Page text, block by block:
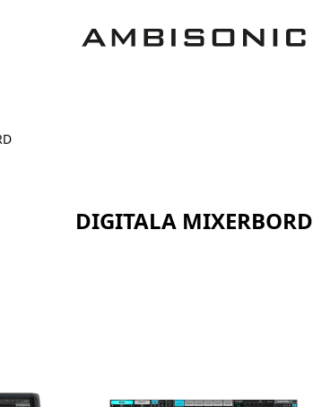
DIGITALA MIXERBORD